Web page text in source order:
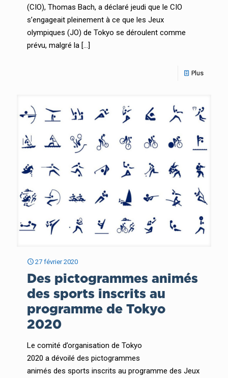
(CIO), Thomas Bach, a déclaré jeudi que le CIO
s’engageait pleinement à ce que les Jeux
olympiques (JO) de Tokyo se déroulent comme
prévu, malgré la […]
Plus
27 février 2020
Des pictogrammes animés
des sports inscrits au
programme de Tokyo
2020
Le comité d’organisation de Tokyo
2020 a dévoilé des pictogrammes
animés des sports inscrits au programme des Jeux